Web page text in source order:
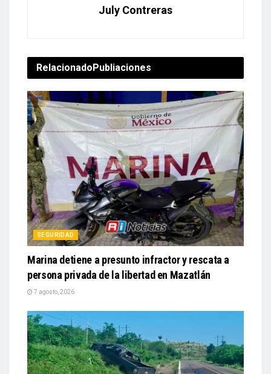
July Contreras
RelacionadoPubliaciones
SEGURIDAD
Marina detiene a presunto infractor y rescata a
persona privada de la libertad en Mazatlán
7 agosto, 2026